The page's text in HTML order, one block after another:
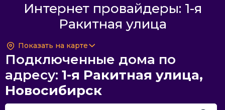
Интернет провайдеры: 1-я
Ракитная улица
Показать на карте
Подключенные дома по
адресу: 1-я Ракитная улица,
Новосибирск